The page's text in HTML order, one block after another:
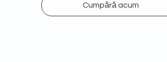
Cumpără acum